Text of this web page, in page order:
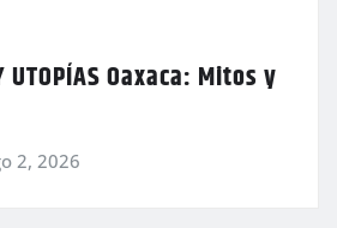
UTOPÍAS Oaxaca: Mitos y
2, 2026